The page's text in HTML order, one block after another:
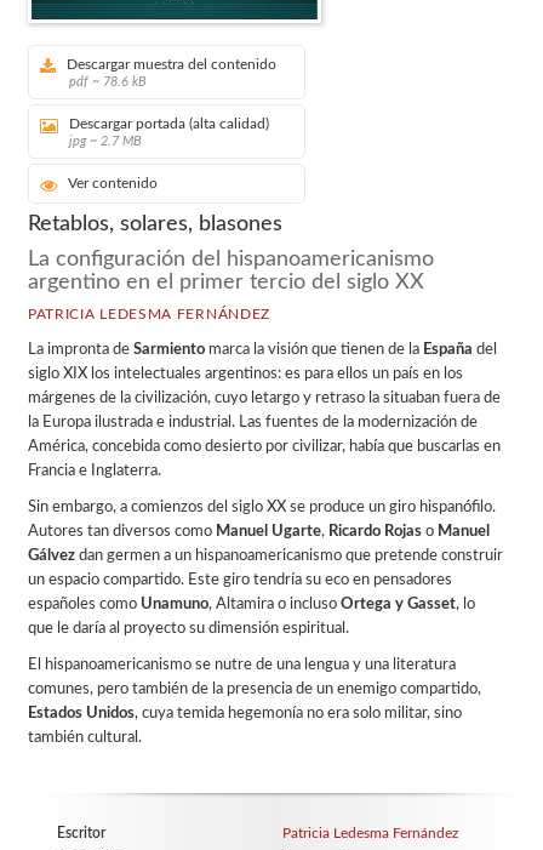
Descargar muestra del contenido
pdf ~ 78.6 kB
Descargar portada (alta calidad)
jpg ~ 2.7 MB
Ver contenido
Retablos, solares, blasones
La configuración del hispanoamericanismo
argentino en el primer tercio del siglo XX
PATRICIA LEDESMA FERNÁNDEZ
La impronta de Sarmientomarca la visión que tienen de la España del
siglo XIX los intelectuales argentinos: es para ellos un país en los
márgenes de la civilización, cuyo letargo y retraso la situaban fuera de
la Europa ilustrada e industrial. Las fuentes de la modernización de
América, concebida como desierto por civilizar, había que buscarlas en
Francia e Inglaterra.
Sin embargo, a comienzos del siglo XX se produce un giro hispanófilo.
Autores tan diversos como Manuel Ugarte, Ricardo Rojaso Manuel
Gálvezdan germen a un hispanoamericanismo que pretende construir
un espacio compartido. Este giro tendría su eco en pensadores
españoles como Unamuno, Altamira o incluso Ortega y Gasset, lo
que le daría al proyecto su dimensión espiritual.
El hispanoamericanismo se nutre de una lengua y una literatura
comunes, pero también de la presencia de un enemigo compartido,
Estados Unidos, cuya temida hegemonía no era solo militar, sino
también cultural.
Escritor
Patricia Ledesma Fernández